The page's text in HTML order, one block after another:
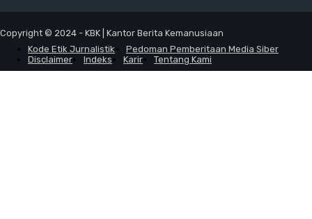
Copyright © 2024 - KBK | Kantor Berita Kemanusiaan
Kode Etik Jurnalistik
Pedoman Pemberitaan Media Siber
Disclaimer
Indeks Karir Tentang Kami